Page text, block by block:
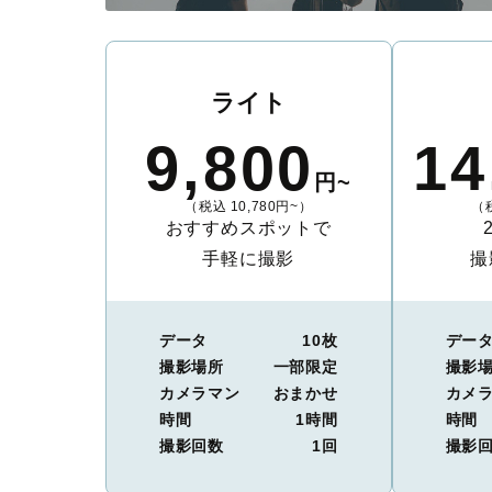
ライト
9,800 円~
（税込 10,780円~）
おすすめスポットで
手軽に撮影
データ
10枚
撮影場所
一部限定
カメラマン
おまかせ
時間
1時間
撮影回数
1回
撮
デー
撮影
カメ
時間
撮影